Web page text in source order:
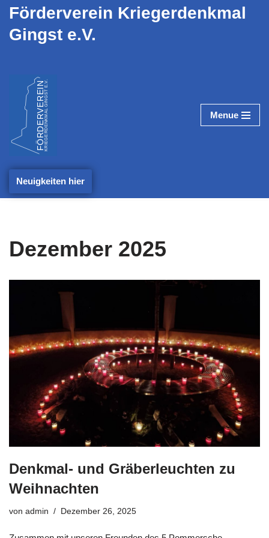
Zum
Förderverein Kriegerdenkmal
Gingst e.V.
Menue
Neuigkeiten hier
Dezember 2025
Denkmal- und Gräberleuchten zu
Weihnachten
von admin Dezember 26, 2025